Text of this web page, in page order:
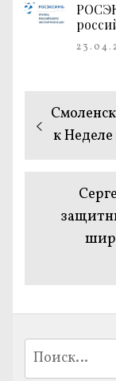
по запись:
к
Найти: